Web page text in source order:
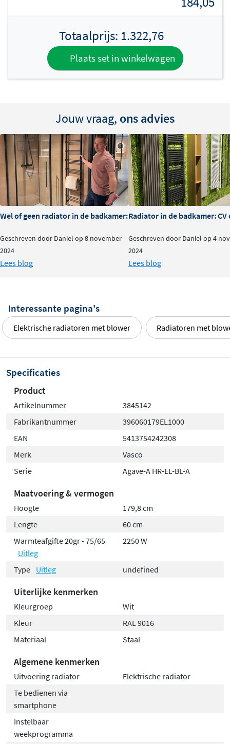
prijs inbegrepen), deze mag NIET gebruikt worden
in combinatie met een gebouwbeheersysteem
(domotica) of externe thermostaat
Totaalprijs: 1.322,76
Plaats set in winkelwagen
Jouw vraag, ons advies
Wel of geen radiator in de badkamer: is het nodig?
Geschreven door Daniel op 8 november
2024
Lees blog
Radiator in de badkamer:
Geschreven door Daniel op 4
2024
Lees blog
Interessante pagina's
Elektrische radiatoren met blower Radiatoren met
Specificaties
Product
Artikelnummer
3845142
Fabrikantnummer
396060179EL1000
EAN
5413754242308
Merk
Vasco
Serie
Agave-A HR-EL-BL-A
Maatvoering & vermogen
Hoogte
179,8 cm
Lengte
60 cm
Warmteafgifte 20gr - 75/65
Uitleg
2250 W
Type Uitleg undefined
Uiterlijke kenmerken
Kleurgroep
Wit
Kleur
RAL 9016
Materiaal
Staal
Algemene kenmerken
Uitvoering radiator
Elektrische radiator
Te bedienen via
smartphone
Instelbaar
weekprogramma